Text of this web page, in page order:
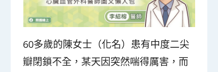
60多歲的陳女士（化名）患有中度二尖
瓣閉鎖不全，某天因突然喘得厲害，而